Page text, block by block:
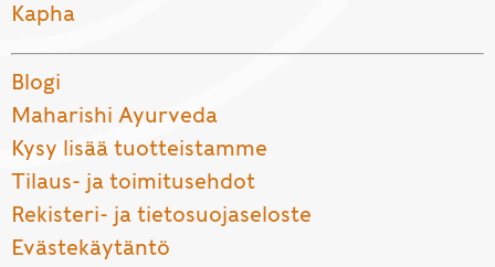
Kapha
Blogi
Maharishi Ayurveda
Kysy lisää tuotteistamme
Tilaus- ja toimitusehdot
Rekisteri- ja tietosuojaseloste
Evästekäytäntö